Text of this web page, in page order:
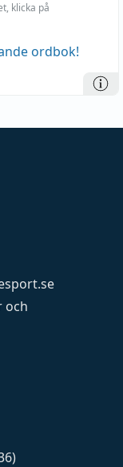
klicka på
ordbok!
och